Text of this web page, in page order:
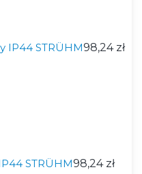
IP44 STRÜHM98,24 zł
STRÜHM98,24 zł